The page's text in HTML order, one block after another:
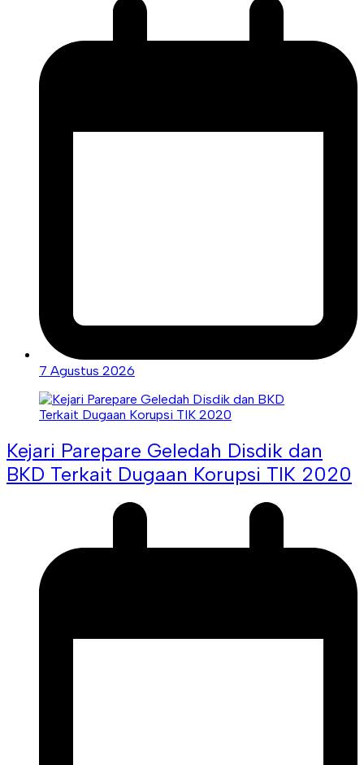
7 Agustus 2026
Kejari Parepare Geledah Disdik dan
BKD Terkait Dugaan Korupsi TIK 2020